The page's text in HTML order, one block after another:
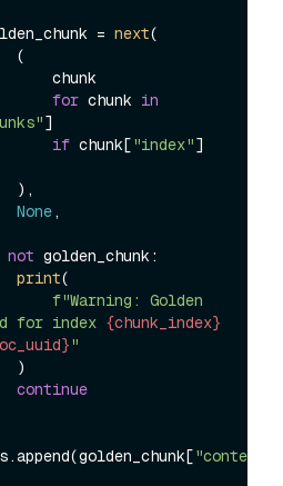
golden_chunk =
next(
for chunk in
]
if chunk["index"]
None,
not golden_chunk:
print(
f"Warning: Golden
for index {chunk_index}
"
continue
"content"